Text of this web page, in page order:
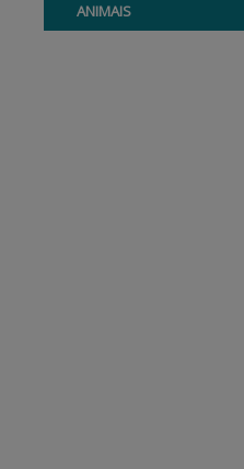
ANIMAIS